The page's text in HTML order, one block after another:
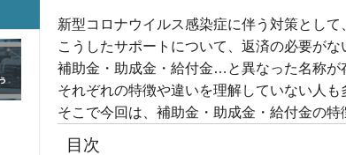
新型コロナウイルス感染症に伴う対策とし
こうしたサポートについて、返済の必要が
補助金・助成金・給付金…と異なった名称が
それぞれの特徴や違いを理解していない人も
そこで今回は、補助金・助成金・給付金の特
目次